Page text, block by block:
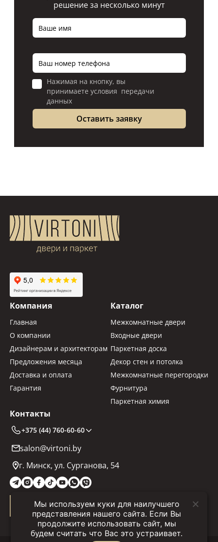
решение за несколько минут
Нажимая на кнопку, вы
принимаете условия передачи
данных
Компания
Главная
О компании
Дизайнерам и архитекторам
Предложения месяца
Доставка и оплата
Гарантия
Каталог
Межкомнатные двери
Входные двери
Паркетная доска
Декор стен и потолка
Межкомнатные перегородки
Фурнитура
Паркетная химия
Контакты
+375 (44) 760-60-60
salon@virtoni.by
г. Минск, ул. Сурганова, 54
Заказать звонок
Мы используем куки для наилучшего
представления нашего сайта. Если Вы
продолжите использовать сайт, мы
будем считать что Вас это устраивает.